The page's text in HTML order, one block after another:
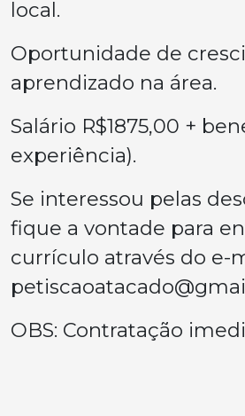
local.
Oportunidade de
aprendizado na área.
Salário R$1875,00 +
experiência).
Se interessou pelas
fique a vontade para
currículo através do e-
OBS: Contratação